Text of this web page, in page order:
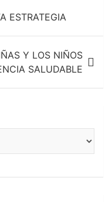
ESTRATEGIA
Y LOS NIÑOS
SALUDABLE